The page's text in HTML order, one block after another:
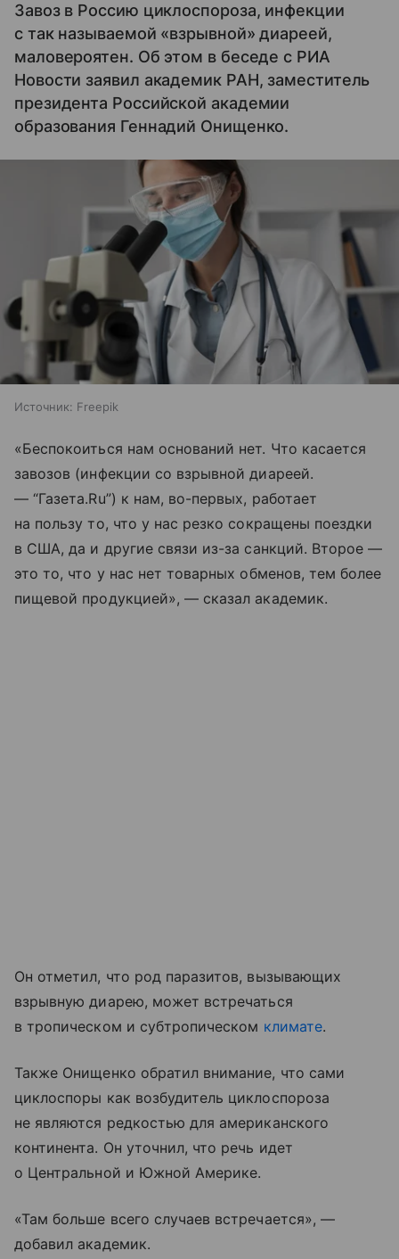
Завоз в Россию циклоспороза, инфекции
с так называемой «взрывной» диареей,
маловероятен. Об этом в беседе с РИА
Новости заявил академик РАН, заместитель
президента Российской академии
образования Геннадий Онищенко.
Источник: Freepik
«Беспокоиться нам оснований нет. Что касается
завозов (инфекции со взрывной диареей.
— “Газета.Ru”) к нам, во-первых, работает
на пользу то, что у нас резко сокращены поездки
в США, да и другие связи из-за санкций. Второе —
это то, что у нас нет товарных обменов, тем более
пищевой продукцией», — сказал академик.
Он отметил, что род паразитов, вызывающих
взрывную диарею, может встречаться
в тропическом и субтропическом климате.
Также Онищенко обратил внимание, что сами
циклоспоры как возбудитель циклоспороза
не являются редкостью для американского
континента. Он уточнил, что речь идет
о Центральной и Южной Америке.
«Там больше всего случаев встречается», —
добавил академик.